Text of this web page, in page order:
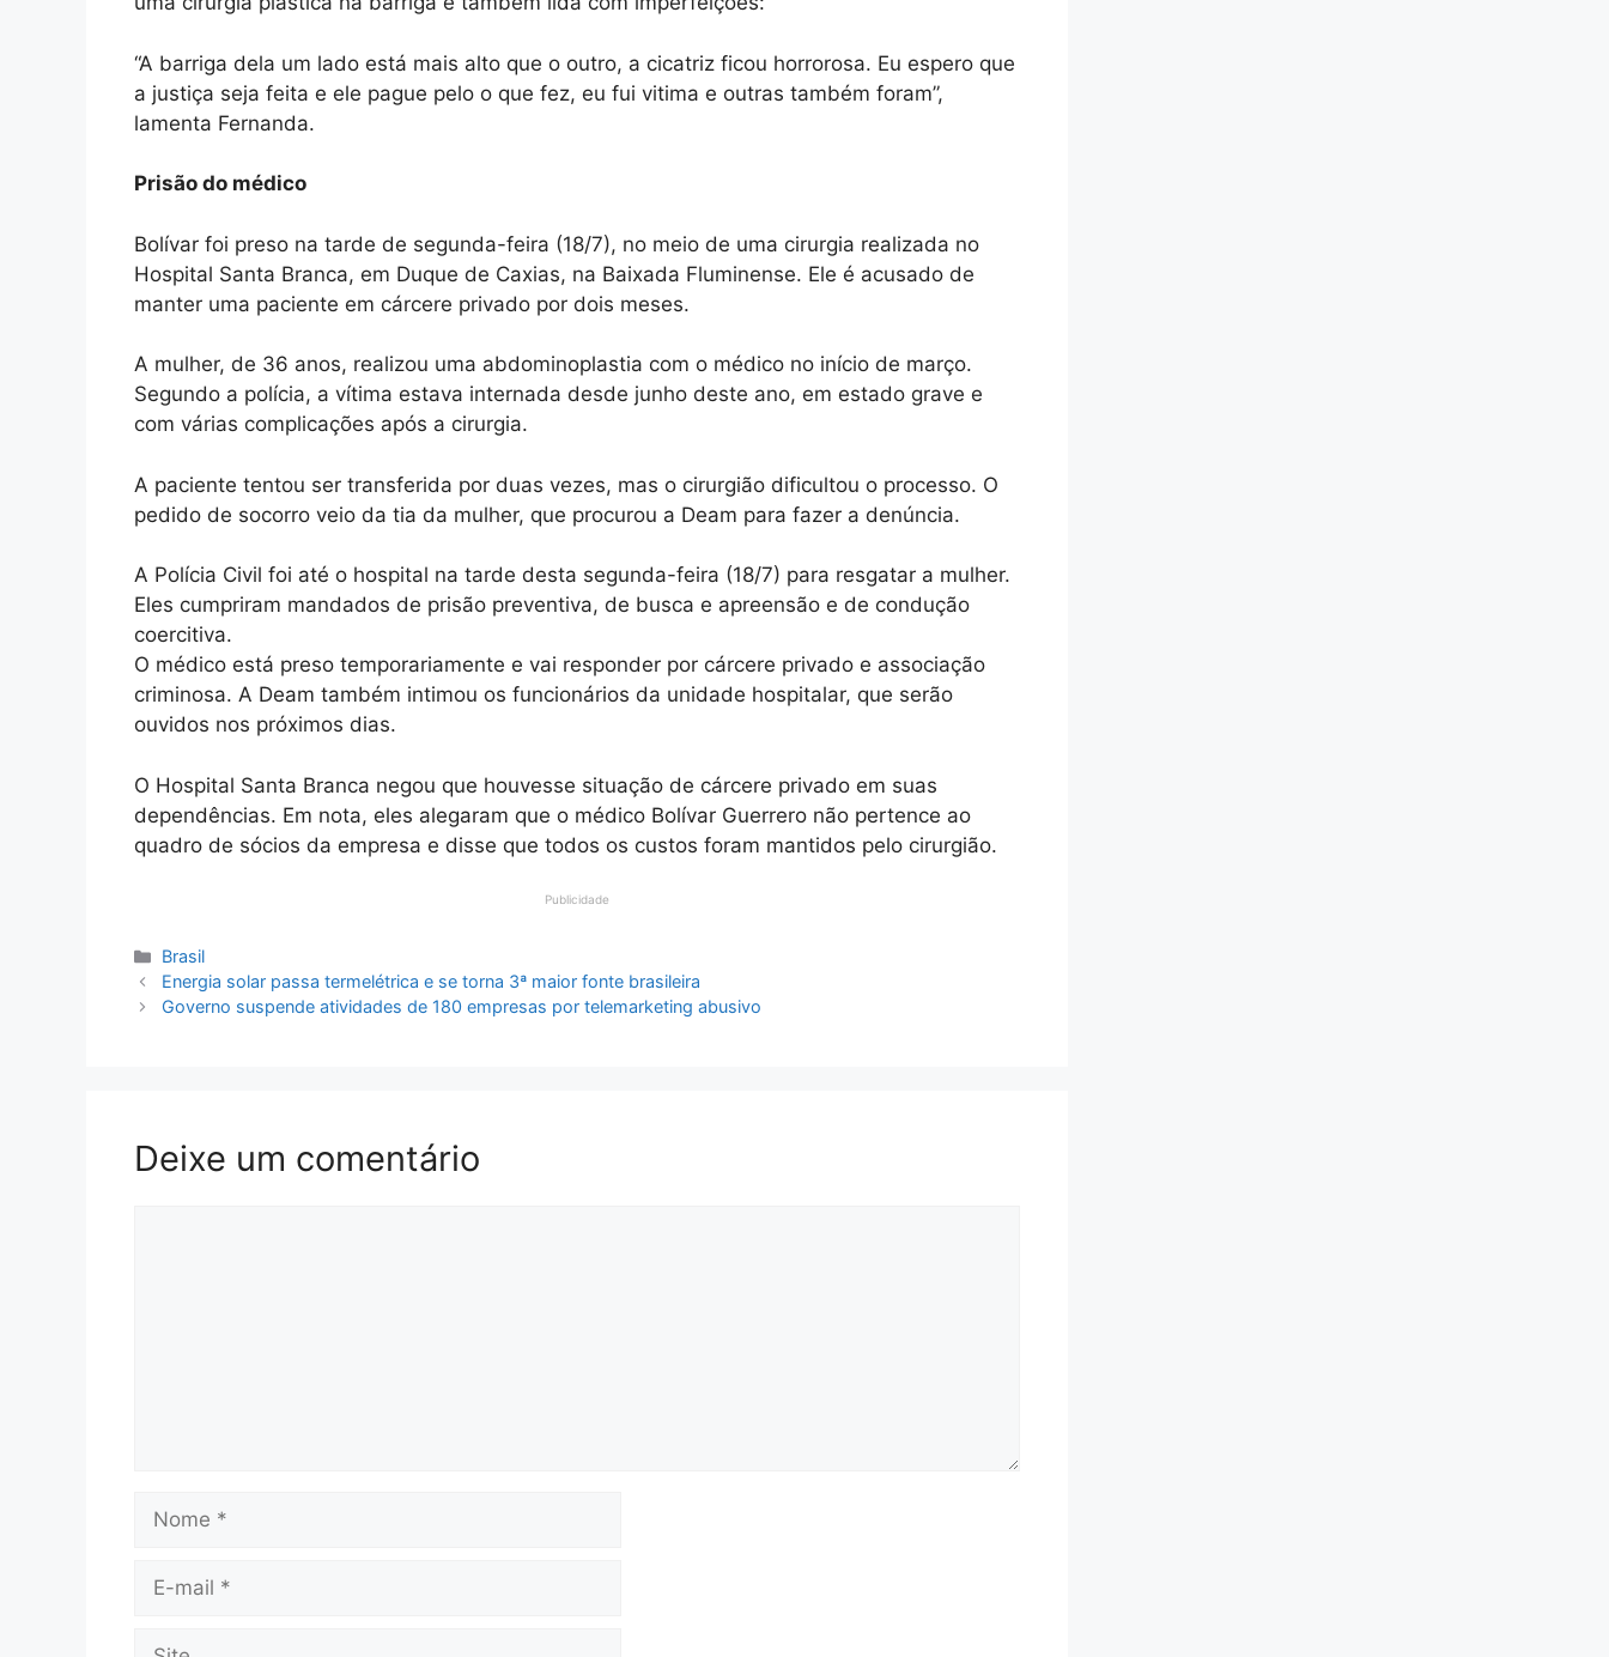
“A barriga dela um lado está mais alto que o outro, a cicatriz ficou horrorosa. Eu espero que
a justiça seja feita e ele pague pelo o que fez, eu fui vitima e outras também foram”,
lamenta Fernanda.
Prisão do médico
Bolívar foi preso na tarde de segunda-feira (18/7), no meio de uma cirurgia realizada no
Hospital Santa Branca, em Duque de Caxias, na Baixada Fluminense. Ele é acusado de
manter uma paciente em cárcere privado por dois meses.
A mulher, de 36 anos, realizou uma abdominoplastia com o médico no início de março.
Segundo a polícia, a vítima estava internada desde junho deste ano, em estado grave e
com várias complicações após a cirurgia.
A paciente tentou ser transferida por duas vezes, mas o cirurgião dificultou o processo. O
pedido de socorro veio da tia da mulher, que procurou a Deam para fazer a denúncia.
A Polícia Civil foi até o hospital na tarde desta segunda-feira (18/7) para resgatar a mulher.
Eles cumpriram mandados de prisão preventiva, de busca e apreensão e de condução
coercitiva.
O médico está preso temporariamente e vai responder por cárcere privado e associação
criminosa. A Deam também intimou os funcionários da unidade hospitalar, que serão
ouvidos nos próximos dias.
O Hospital Santa Branca negou que houvesse situação de cárcere privado em suas
dependências. Em nota, eles alegaram que o médico Bolívar Guerrero não pertence ao
quadro de sócios da empresa e disse que todos os custos foram mantidos pelo cirurgião.
Publicidade
Categorias
Brasil
Energia solar passa termelétrica e se torna 3ª maior fonte brasileira
Governo suspende atividades de 180 empresas por telemarketing abusivo
Deixe um comentário
Nome
Site